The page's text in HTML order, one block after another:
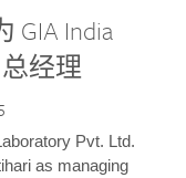
GIA India
总经理
Pvt. Ltd.
as managing